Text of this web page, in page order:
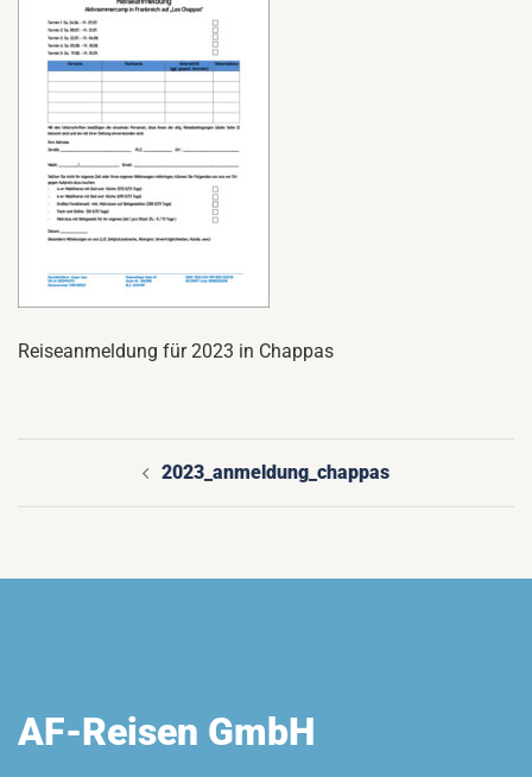
Reiseanmeldung für 2023 in Chappas
Beitragsnavigation
2023_anmeldung_chappas
AF-Reisen GmbH